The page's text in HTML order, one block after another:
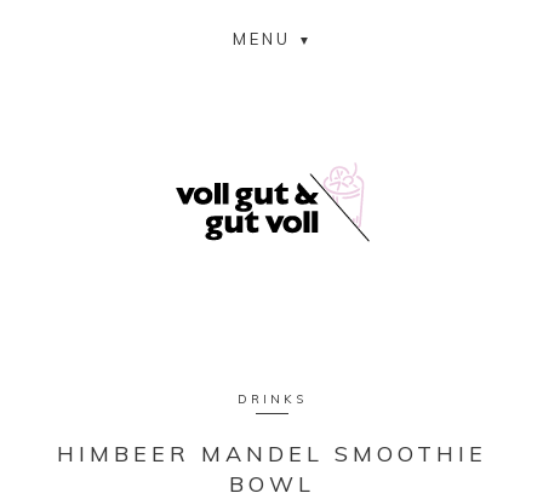
MENU
DRINKS
HIMBEER MANDEL SMOOTHIE
BOWL